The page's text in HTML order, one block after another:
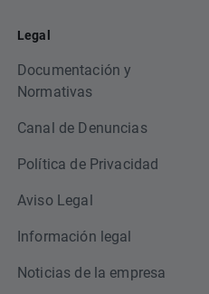
Legal
Documentación y
Normativas
Canal de Denuncias
Política de Privacidad
Aviso Legal
Información legal
Noticias de la empresa